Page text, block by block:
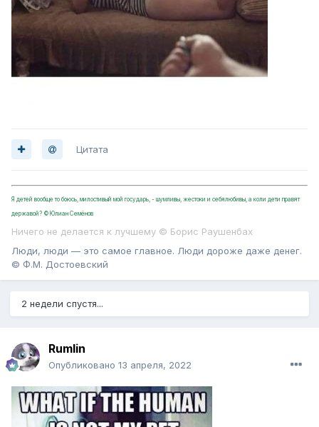
Цитата
Я детей вообще то боюсь, милостивый мой государь, - шумливы, жестоки и себялюбивы, а коли дети правят
державой? ©Юлиан Семёнов
Ничего не делается к лучшему © Борис Раушенбах
Люди, люди — это самое главное. Люди дороже даже денег.
© Ф.М. Достоевский
2 недели спустя...
Rumlin
Опубликовано 13 апреля, 2022